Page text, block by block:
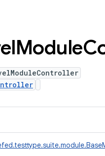
Module